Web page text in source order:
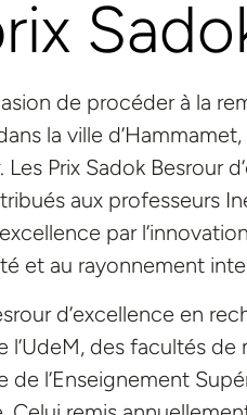
de procéder à la
la ville
. Les Prix Sadok Besrour
aux professeurs
par
et au rayonnement
d’excellence en
des facultés de
l’Enseignement